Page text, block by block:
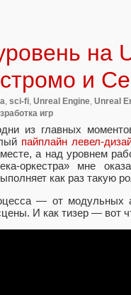
на
и
, sci-fi, Unreal Engine, Unreal
игр
из главных
пайплайн левел-
а над уровнем
оркестра» мне
как раз такую
— от модульных
И как тизер — вот